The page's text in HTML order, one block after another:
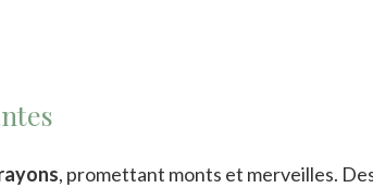
, promettant monts et merveilles.